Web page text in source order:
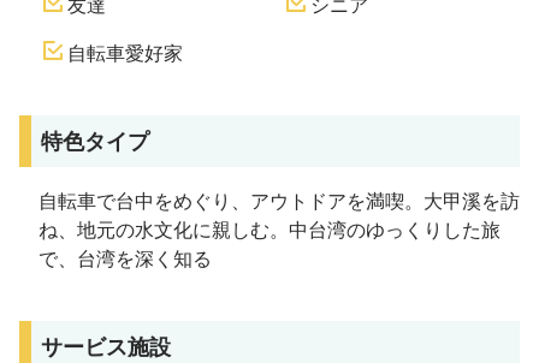
自転車愛好家
特色タイプ
自転車で台中をめぐり、アウトドアを満喫。大甲溪を訪
ね、地元の水文化に親しむ。中台湾のゆっくりした旅
で、台湾を深く知る
サービス施設